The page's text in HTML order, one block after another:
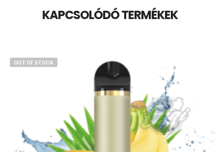
KAPCSOLÓDÓ TERMÉKEK
OUT OF STOCK